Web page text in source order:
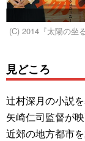
(C) 2014『太陽の坐
見どころ
辻村深月の小説
矢崎仁司監督が
近郊の地方都市